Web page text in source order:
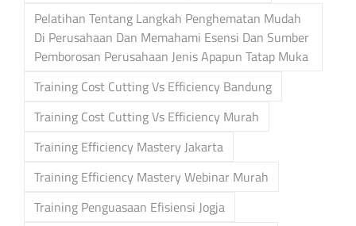
Pelatihan Tentang Langkah Penghematan Mudah
Di Perusahaan Dan Memahami Esensi Dan Sumber
Pemborosan Perusahaan Jenis Apapun Tatap Muka
Training Cost Cutting Vs Efficiency Bandung
Training Cost Cutting Vs Efficiency Murah
Training Efficiency Mastery Jakarta
Training Efficiency Mastery Webinar Murah
Training Penguasaan Efisiensi Jogja